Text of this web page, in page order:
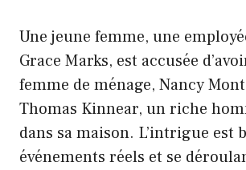
Une jeune femme, une
Grace Marks, est accusée
femme de ménage, Nancy
Thomas Kinnear, un riche
dans sa maison. L’intrigue est
événements réels et se